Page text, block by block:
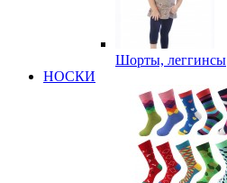
Шорты, леггинсы
НОСКИ